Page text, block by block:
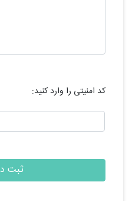
کد امنیتی را وارد کنید: